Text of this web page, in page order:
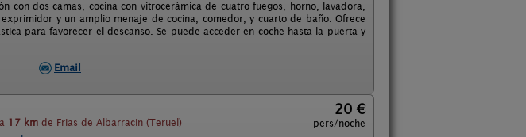
con dos camas, cocina con vitrocerámica de cuatro fuegos, horno, lavadora,
y un amplio menaje de cocina, comedor, y cuarto de baño. Ofrece
para favorecer el descanso. Se puede acceder en coche hasta la puerta y
Email
a 17 km de Frias de Albarracin (Teruel)
20 €
pers/noche